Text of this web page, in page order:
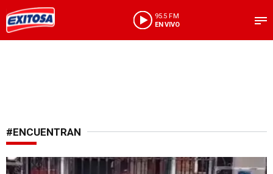
95.5 FM
EN VIVO
#ENCUENTRAN
Un visitante inesperado